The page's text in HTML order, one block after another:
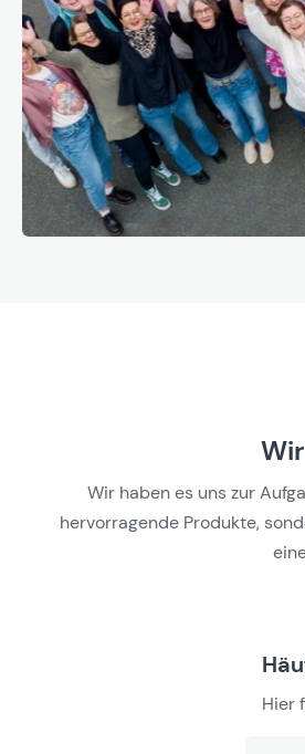
Wir haben es uns zur
hervorragende Produkte,
Hier